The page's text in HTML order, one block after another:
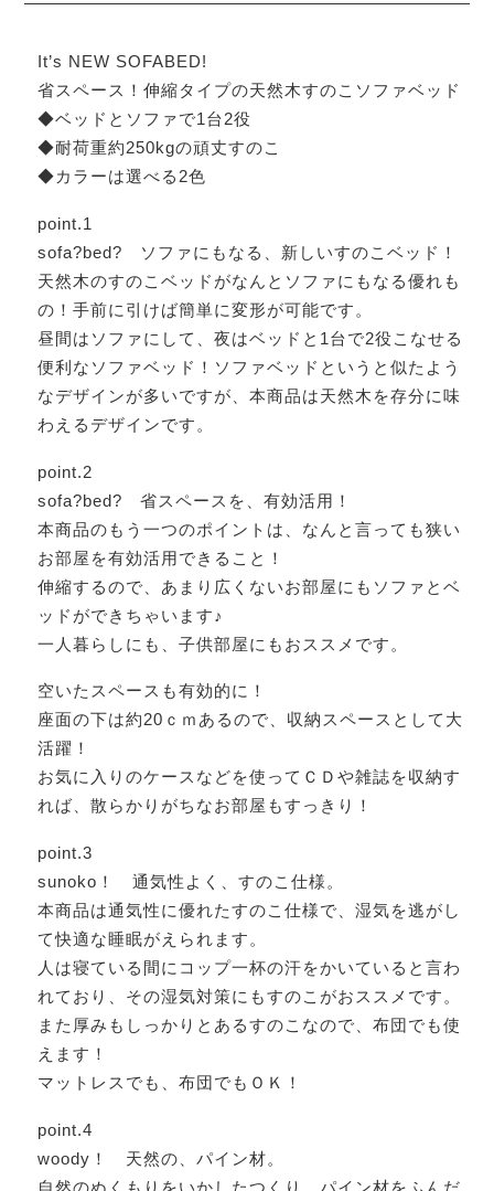
It’s NEW SOFABED!
省スペース！伸縮タイプの天然木すのこソファベッド
◆ベッドとソファで1台2役
◆耐荷重約250kgの頑丈すのこ
◆カラーは選べる2色
point.1
sofa?bed? ソファにもなる、新しいすのこベッド！
天然木のすのこベッドがなんとソファにもなる優れも
の！手前に引けば簡単に変形が可能です。
昼間はソファにして、夜はベッドと1台で2役こなせる
便利なソファベッド！ソファベッドというと似たよう
なデザインが多いですが、本商品は天然木を存分に味
わえるデザインです。
point.2
sofa?bed? 省スペースを、有効活用！
本商品のもう一つのポイントは、なんと言っても狭い
お部屋を有効活用できること！
伸縮するので、あまり広くないお部屋にもソファとベ
ッドができちゃいます♪
一人暮らしにも、子供部屋にもおススメです。
空いたスペースも有効的に！
座面の下は約20ｃｍあるので、収納スペースとして大
活躍！
お気に入りのケースなどを使ってＣＤや雑誌を収納す
れば、散らかりがちなお部屋もすっきり！
point.3
sunoko！ 通気性よく、すのこ仕様。
本商品は通気性に優れたすのこ仕様で、湿気を逃がし
て快適な睡眠がえられます。
人は寝ている間にコップ一杯の汗をかいていると言わ
れており、その湿気対策にもすのこがおススメです。
また厚みもしっかりとあるすのこなので、布団でも使
えます！
マットレスでも、布団でもＯＫ！
point.4
woody！ 天然の、パイン材。
自然のぬくもりをいかしたつくり。パイン材をふんだ